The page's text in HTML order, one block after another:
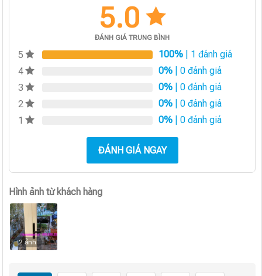
5.0
ĐÁNH GIÁ TRUNG BÌNH
5 100% | 1 đánh giá
4
0% | 0 đánh giá
3
0% | 0 đánh giá
2
0% | 0 đánh giá
1
0% | 0 đánh giá
ĐÁNH GIÁ NGAY
Hình ảnh từ khách hàng
2 ảnh